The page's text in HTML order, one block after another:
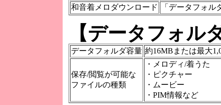
和音着メロダウンロード
「データフォル
【データフォル
データフォルダ容量 約16MBまたは最大
保存/閲覧が可能な
ファイルの種類
・メロディ/着うた
・ピクチャー
・ムービー
・PIM情報など